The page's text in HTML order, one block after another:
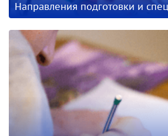
Направления подготовки и